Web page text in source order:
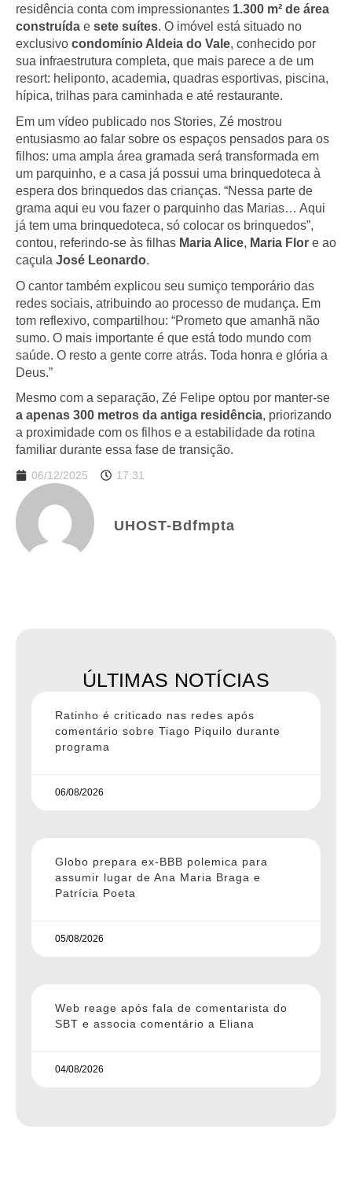
residência conta com impressionantes 1.300 m² de área
construída e sete suítes. O imóvel está situado no
exclusivo condomínio Aldeia do Vale, conhecido por
sua infraestrutura completa, que mais parece a de um
resort: heliponto, academia, quadras esportivas, piscina,
hípica, trilhas para caminhada e até restaurante.
Em um vídeo publicado nos Stories, Zé mostrou
entusiasmo ao falar sobre os espaços pensados para os
filhos: uma ampla área gramada será transformada em
um parquinho, e a casa já possui uma brinquedoteca à
espera dos brinquedos das crianças. “Nessa parte de
grama aqui eu vou fazer o parquinho das Marias… Aqui
já tem uma brinquedoteca, só colocar os brinquedos”,
contou, referindo-se às filhas Maria Alice, Maria Flor e ao
caçula José Leonardo.
O cantor também explicou seu sumiço temporário das
redes sociais, atribuindo ao processo de mudança. Em
tom reflexivo, compartilhou: “Prometo que amanhã não
sumo. O mais importante é que está todo mundo com
saúde. O resto a gente corre atrás. Toda honra e glória a
Deus.”
Mesmo com a separação, Zé Felipe optou por manter-se
a apenas 300 metros da antiga residência, priorizando
a proximidade com os filhos e a estabilidade da rotina
familiar durante essa fase de transição.
06/12/2025 17:31
UHOST-Bdfmpta
ÚLTIMAS NOTÍCIAS
Ratinho é criticado nas redes após
comentário sobre Tiago Piquilo durante
programa
06/08/2026
Globo prepara ex-BBB polemica para
assumir lugar de Ana Maria Braga e
Patrícia Poeta
05/08/2026
Web reage após fala de comentarista do
SBT e associa comentário a Eliana
04/08/2026